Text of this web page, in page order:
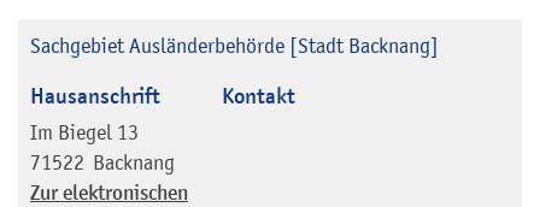
Sachgebiet Ausländerbehörde [Stadt Backnang]
Hausanschrift
Im Biegel 13
71522 Backnang
Zur elektronischen
Kontakt